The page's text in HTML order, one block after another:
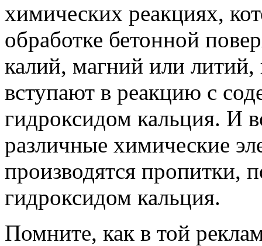
химических реакциях,
обработке бетонной
калий, магний или литий,
вступают в реакцию с
гидроксидом кальция. И
различные химические
производятся пропитки,
гидроксидом кальция.
Помните, как в той